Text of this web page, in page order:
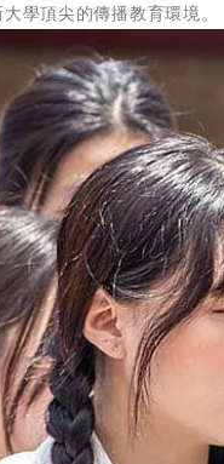
學頂尖的傳播教育環境。